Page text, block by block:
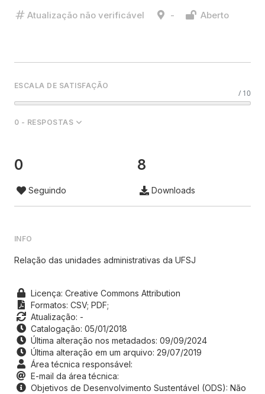
Atualização não verificável - Aberto
ESCALA DE SATISFAÇÃO
/ 10
0 - RESPOSTAS
0
Seguindo
8
Downloads
INFO
Relação das unidades administrativas da UFSJ
Licença: Creative Commons Attribution
Formatos: CSV; PDF;
Atualização: -
Catalogação: 05/01/2018
Última alteração nos metadados: 09/09/2024
Última alteração em um arquivo: 29/07/2019
Área técnica responsável:
E-mail da área técnica:
Objetivos de Desenvolvimento Sustentável (ODS): Não